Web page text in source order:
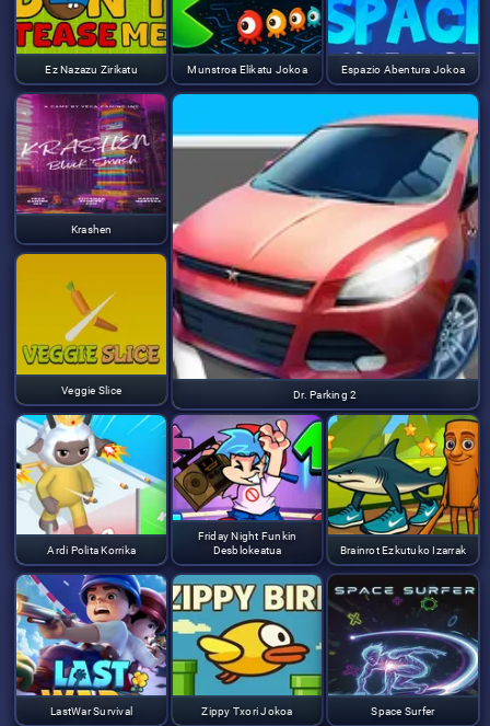
Ez Nazazu Zirikatu Munstroa Elikatu Jokoa Espazio Abentura Jokoa
Krashen
Dr. Parking 2
Veggie Slice
Ardi Polita Korrika
Friday Night Funkin
Desblokeatua
Brainrot Ezkutuko Izarrak
LastWar Survival Zippy Txori Jokoa Space Surfer